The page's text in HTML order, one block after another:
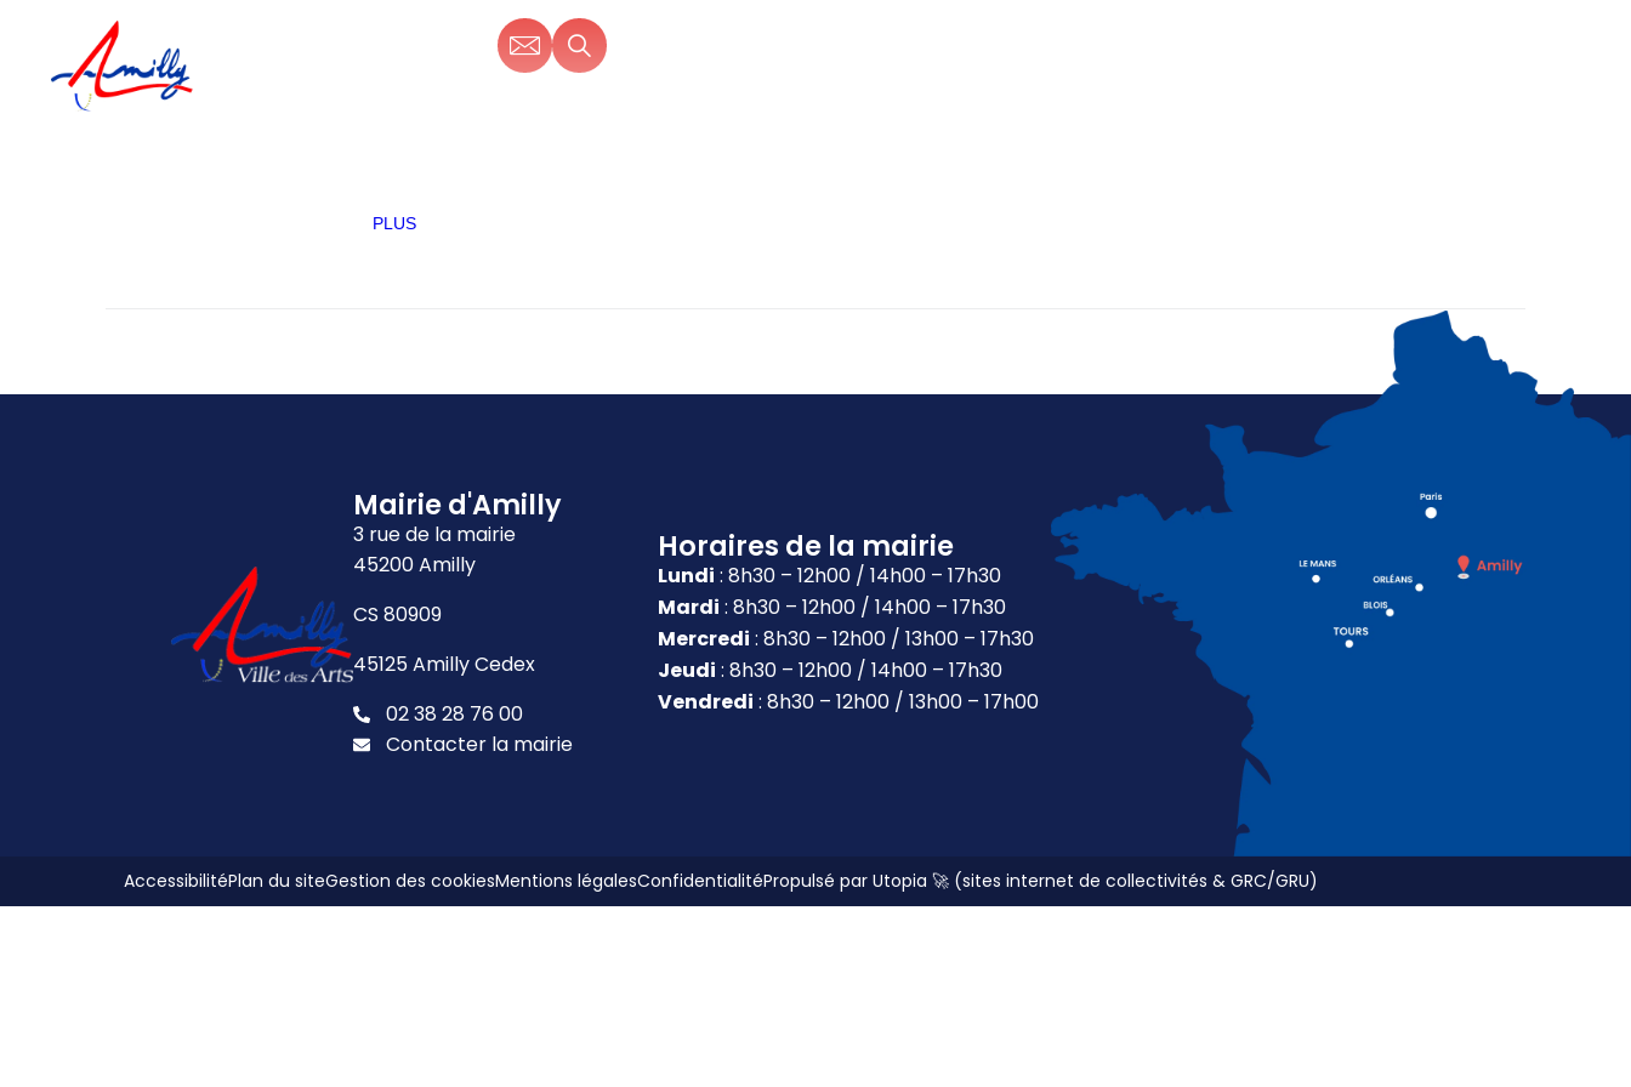
PLUS
Mairie d'Amilly
3 rue de la mairie
45200 Amilly
CS 80909
45125 Amilly Cedex
02 38 28 76 00
Contacter la mairie
Horaires de la mairie
Lundi : 8h30 – 12h00 / 14h00 – 17h30
Mardi : 8h30 – 12h00 / 14h00 – 17h30
Mercredi : 8h30 – 12h00 / 13h00 – 17h30
Jeudi : 8h30 – 12h00 / 14h00 – 17h30
Vendredi : 8h30 – 12h00 / 13h00 – 17h00
AccessibilitéPlan du siteGestion des cookiesMentions légalesConfidentialitéPropulsé par Utopia 🚀 (sites internet de collectivités & GRC/GRU)